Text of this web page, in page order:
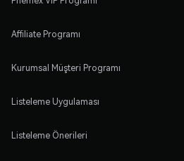
Affiliate Programı
Kurumsal Müşteri Programı
Listeleme Uygulaması
Listeleme Önerileri